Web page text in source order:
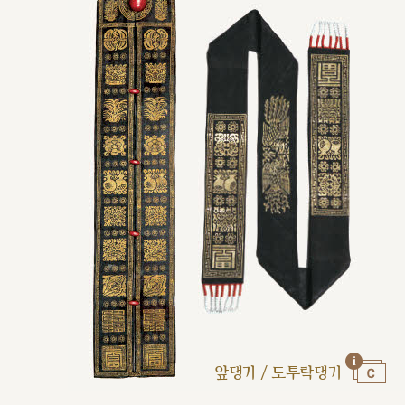
앞댕기 / 도투락댕기